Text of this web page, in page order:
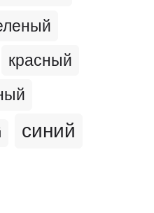
красный
синий